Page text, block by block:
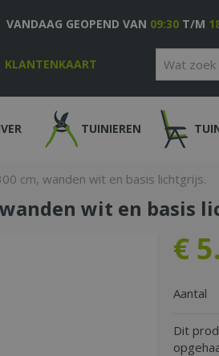
cm, wanden wit en basis lichtgrijs.
KLANTENKAART
VANDAAG GEOPEND VAN 09:30 T/M
TUINIEREN
wit en basis
€
Aantal
Dit